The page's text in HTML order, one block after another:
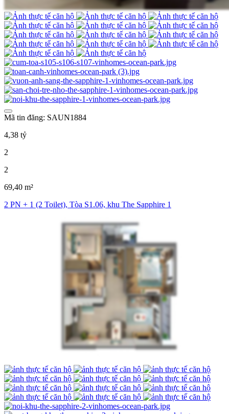
Mã tin đăng: SAUN1884
4,38 tỷ
2
2
69,40 m²
2 PN + 1 (2 Toilet), Tòa S1.06, khu The Sapphire 1